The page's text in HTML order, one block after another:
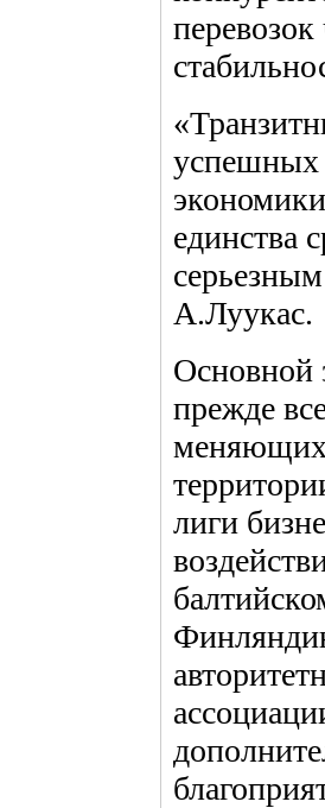
успешных
единства
А.Луукас.
Основной
прежде
лиги